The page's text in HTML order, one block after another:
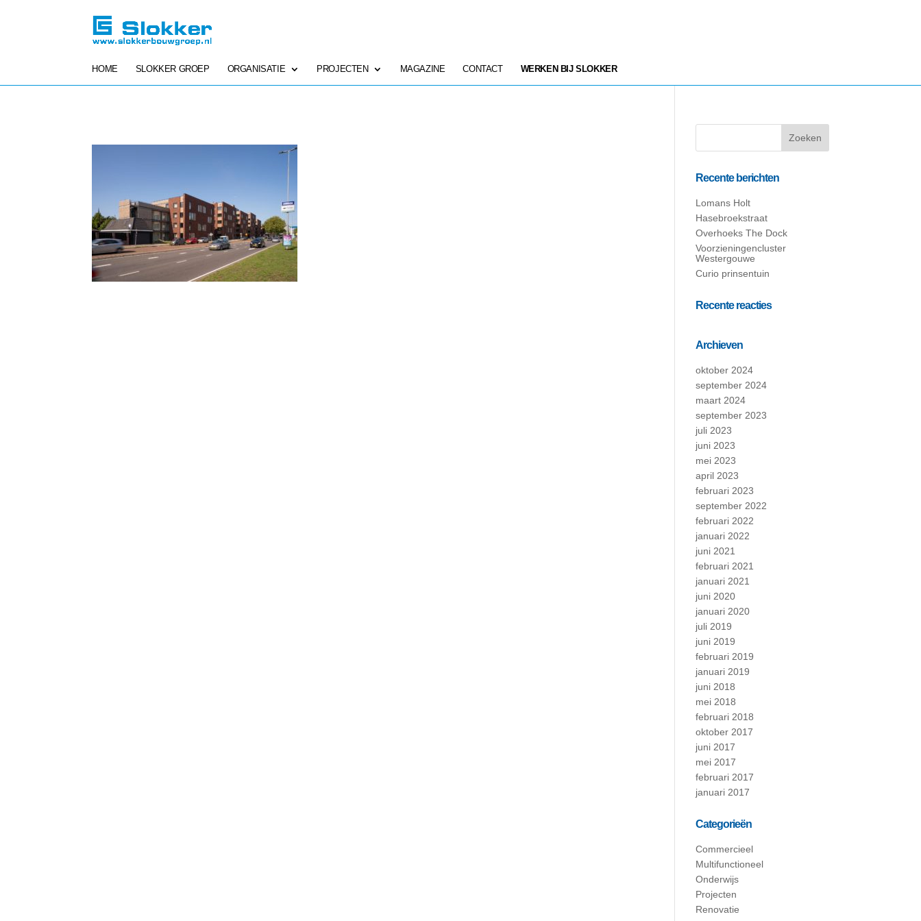
HOME SLOKKER GROEP ORGANISATIE PROJECTEN MAGAZINE CONTACT WERKEN BIJ SLOKKER
Recente berichten
Lomans Holt
Hasebroekstraat
Overhoeks The Dock
Voorzieningencluster
Westergouwe
Curio prinsentuin
Recente reacties
Archieven
oktober 2024
september 2024
maart 2024
september 2023
juli 2023
juni 2023
mei 2023
april 2023
februari 2023
september 2022
februari 2022
januari 2022
juni 2021
februari 2021
januari 2021
juni 2020
januari 2020
juli 2019
juni 2019
februari 2019
januari 2019
juni 2018
mei 2018
februari 2018
oktober 2017
juni 2017
mei 2017
februari 2017
januari 2017
Categorieën
Commercieel
Multifunctioneel
Onderwijs
Projecten
Renovatie